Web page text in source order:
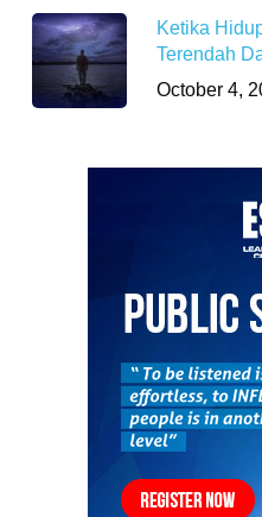
Ketika
Terendah
October 4,